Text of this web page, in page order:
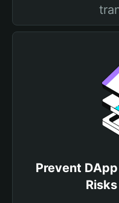
Prevent